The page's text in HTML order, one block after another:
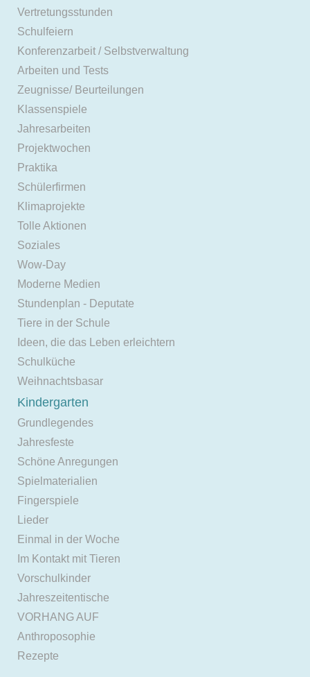
Vertretungsstunden
Schulfeiern
Konferenzarbeit / Selbstverwaltung
Arbeiten und Tests
Zeugnisse/ Beurteilungen
Klassenspiele
Jahresarbeiten
Projektwochen
Praktika
Schülerfirmen
Klimaprojekte
Tolle Aktionen
Soziales
Wow-Day
Moderne Medien
Stundenplan - Deputate
Tiere in der Schule
Ideen, die das Leben erleichtern
Schulküche
Weihnachtsbasar
Kindergarten
Grundlegendes
Jahresfeste
Schöne Anregungen
Spielmaterialien
Fingerspiele
Lieder
Einmal in der Woche
Im Kontakt mit Tieren
Vorschulkinder
Jahreszeitentische
VORHANG AUF
Anthroposophie
Rezepte